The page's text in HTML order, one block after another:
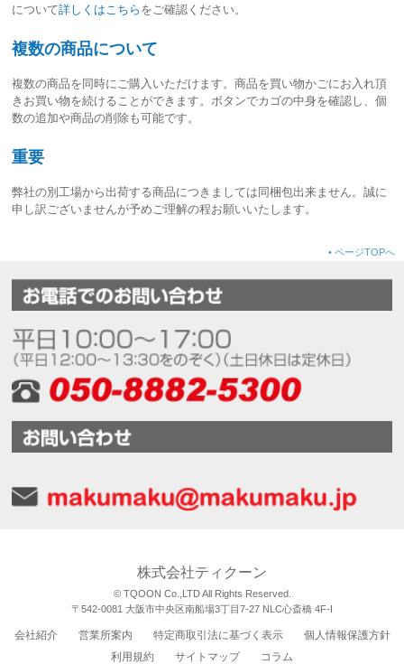
について詳しくはこちら をご確認ください。
複数の商品について
複数の商品を同時にご購入いただけます。商品を買い物かごにお入れ頂
きお買い物を続けることができます。ボタンでカゴの中身を確認し、個
数の追加や商品の削除も可能です。
重要
弊社の別工場から出荷する商品につきましては同梱包出来ません。誠に
申し訳ございませんが予めご理解の程お願いいたします。
• ページTOPへ
株式会社ティクーン
© TQOON Co.,LTD All Rights Reserved.
〒542-0081 大阪市中央区南船場3丁目7-27 NLC心斎橋 4F-I
会社紹介 営業所案内 特定商取引法に基づく表示
個人情報保護方針
利用規約
サイトマップ コラム